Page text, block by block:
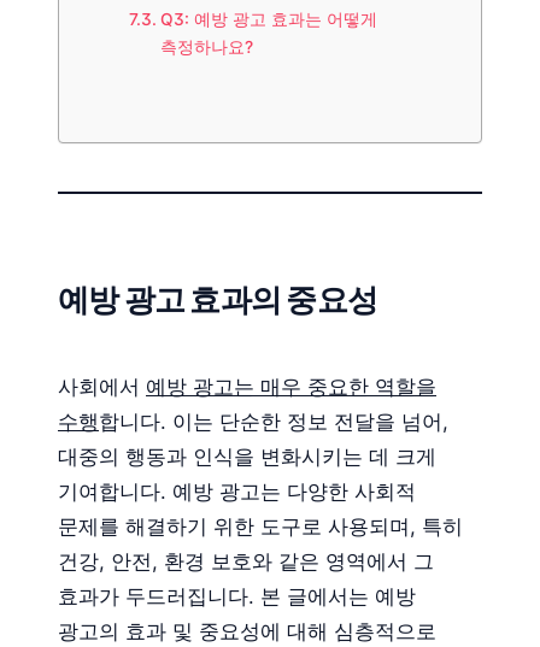
Q3: 예방 광고 효과는 어떻게
측정하나요?
예방 광고 효과의 중요성
사회에서 예방 광고는 매우 중요한 역할을
수행합니다. 이는 단순한 정보 전달을 넘어,
대중의 행동과 인식을 변화시키는 데 크게
기여합니다. 예방 광고는 다양한 사회적
문제를 해결하기 위한 도구로 사용되며, 특히
건강, 안전, 환경 보호와 같은 영역에서 그
효과가 두드러집니다. 본 글에서는 예방
광고의 효과 및 중요성에 대해 심층적으로